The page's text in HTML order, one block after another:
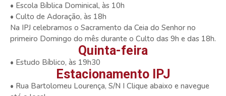
• Escola Bíblica Dominical, às 10h
• Culto de Adoração, às 18h
Na IPJ celebramos o Sacramento da Ceia do Senhor no
primeiro Domingo do mês durante o Culto das 9h e das 18h.
Quinta-feira
• Estudo Bíblico, às 19h30
Estacionamento IPJ
• Rua Bartolomeu Lourença, S/N I Clique abaixo e navegue